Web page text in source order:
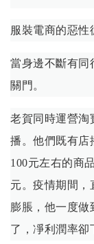
服裝電商的惡性
當身邊不斷有同
關門。
老賀同時運營淘
播。他們既有店
100元左右的商
元。疫情期間，
膨脹，他一度做
了，凈利潤率卻